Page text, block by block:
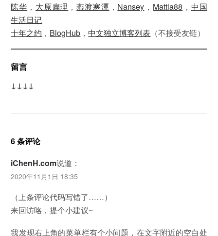
陈华 ， 大原扁理 ，燕渡寒潭 ， Nansey ， Mattia88 ， 中国
生活日记
十年之约 ， BlogHub ， 中文独立博客列表 （不接受友链）
留言
↓↓↓↓
6 条评论
iChenH.com说道：
2020年11月1日 18:35
（上条评论代码写错了……）
来回访咯，提个小建议~
我发现右上角的菜单栏有个小问题，在文字附近的空白处